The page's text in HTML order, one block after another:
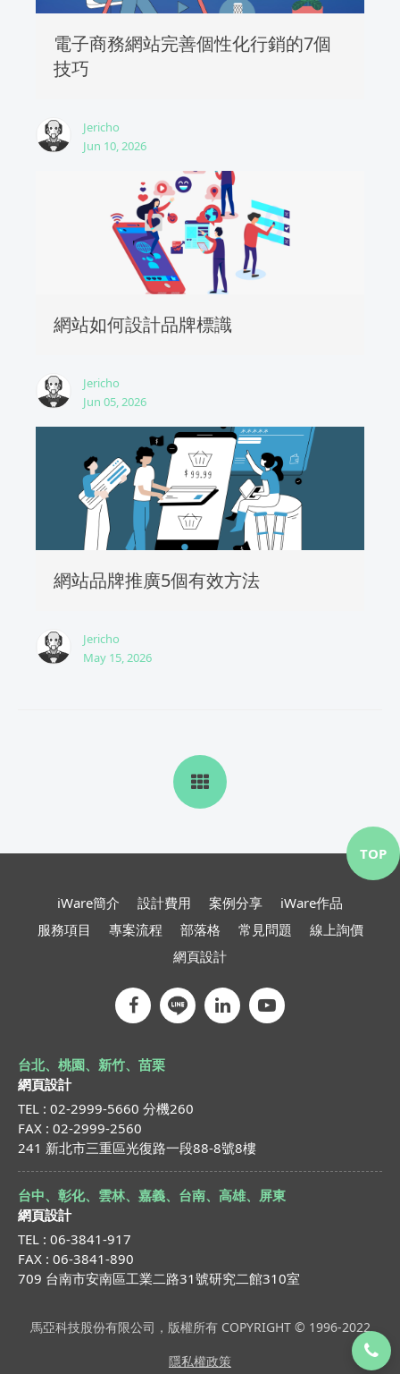
電子商務網站完善個性化行銷的7個
技巧
Jericho
Jun 10, 2026
網站如何設計品牌標識
Jericho
Jun 05, 2026
網站品牌推廣5個有效方法
Jericho
May 15, 2026
iWare簡介 設計費用 案例分享
iWare作品
服務項目
專案流程 部落格 常見問題
線上詢價
網頁設計
台北、桃園、新竹、苗栗
網頁設計
TEL : 02-2999-5660 分機260
FAX : 02-2999-2560
241 新北市三重區光復路一段88-8號8樓
台中、彰化、雲林、嘉義、台南、高雄、屏東
網頁設計
TEL : 06-3841-917
FAX : 06-3841-890
709 台南市安南區工業二路31號研究二館310室
馬亞科技股份有限公司，版權所有 COPYRIGHT © 1996-2022
隱私權政策
TOP